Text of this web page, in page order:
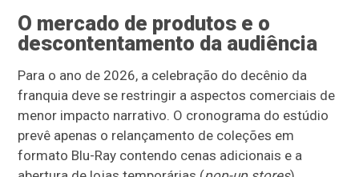
O mercado de produtos e o
descontentamento da audiência
Para o ano de 2026, a celebração do decênio da
franquia deve se restringir a aspectos comerciais de
menor impacto narrativo. O cronograma do estúdio
prevê apenas o relançamento de coleções em
formato Blu-Ray contendo cenas adicionais e a